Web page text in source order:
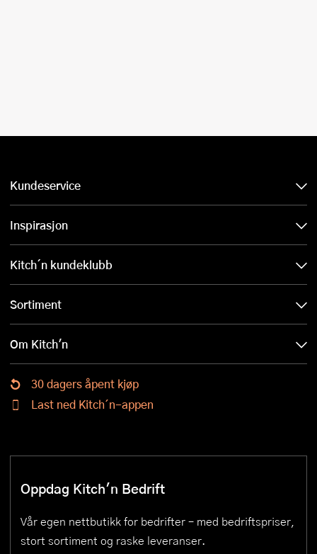
Kundeservice
Inspirasjon
Kitch´n kundeklubb
Sortiment
Om Kitch'n
30 dagers åpent kjøp
Last ned Kitch´n-appen
Oppdag Kitch'n Bedrift
Vår egen nettbutikk for bedrifter – med bedriftspriser,
stort sortiment og raske leveranser.